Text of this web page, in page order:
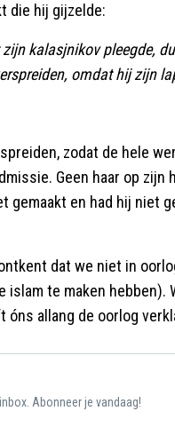
die hij gijzelde:
kalasjnikov pleegde,
omdat hij zijn
zodat de hele
Geen haar op zijn
gemaakt en had hij niet
dat we niet in
te maken hebben).
óns allang de oorlog
Abonneer je vandaag!